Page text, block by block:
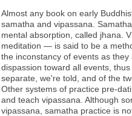
Almost any book on early
samatha and vipassana.
mental absorption, called jhana.
meditation — is said to be a
the inconstancy of events as
dispassion toward all events,
separate, we're told, and of the
Other systems of practice pre-
and teach vipassana. Although
vipassana, samatha practice is